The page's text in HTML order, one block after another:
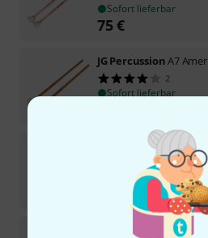
Sofort lieferbar
75€
JG PercussionA7
2
Sofort lieferbar
JG Percussion B5
1
Sofort lieferbar
DH5